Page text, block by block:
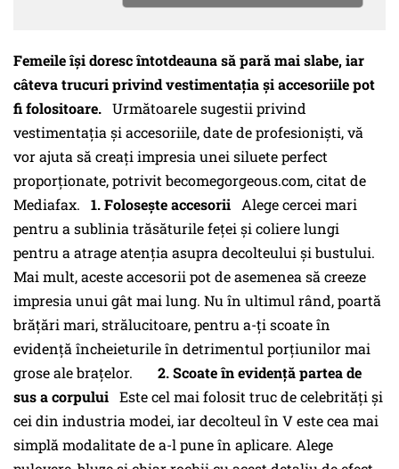
Femeile îşi doresc întotdeauna să pară mai slabe, iar
câteva trucuri privind vestimentaţia şi accesoriile pot
fi folositoare. Următoarele sugestii privind
vestimentaţia şi accesoriile, date de profesionişti, vă
vor ajuta să creaţi impresia unei siluete perfect
proporţionate, potrivit becomegorgeous.com, citat de
Mediafax. 1. Foloseşte accesorii Alege cercei mari
pentru a sublinia trăsăturile feţei şi coliere lungi
pentru a atrage atenţia asupra decolteului şi bustului.
Mai mult, aceste accesorii pot de asemenea să creeze
impresia unui gât mai lung. Nu în ultimul rând, poartă
brăţări mari, strălucitoare, pentru a-ţi scoate în
evidenţă încheieturile în detrimentul porţiunilor mai
grose ale braţelor. 2. Scoate în evidenţă partea de
sus a corpului Este cel mai folosit truc de celebrităţi şi
cei din industria modei, iar decolteul în V este cea mai
simplă modalitate de a-l pune în aplicare. Alege